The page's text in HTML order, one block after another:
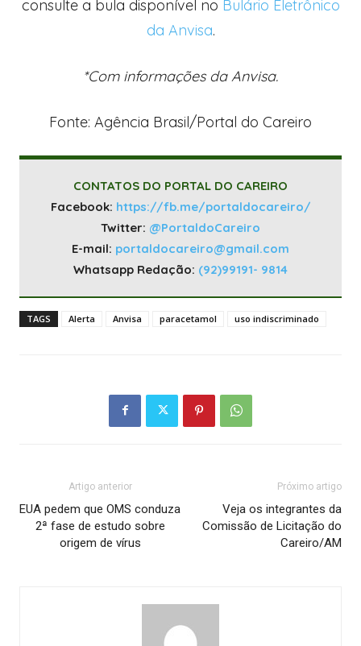
consulte a bula disponível no Bulário Eletrônico
da Anvisa.
*Com informações da Anvisa.
Fonte: Agência Brasil/Portal do Careiro
CONTATOS DO PORTAL DO CAREIRO
Facebook: https://fb.me/portaldocareiro/
Twitter: @PortaldoCareiro
E-mail: portaldocareiro@gmail.com
Whatsapp Redação: (92)99191- 9814
TAGS Alerta Anvisa paracetamol uso indiscriminado
Artigo anterior
EUA pedem que OMS conduza
2ª fase de estudo sobre
origem de vírus
Próximo artigo
Veja os integrantes da
Comissão de Licitação do
Careiro/AM